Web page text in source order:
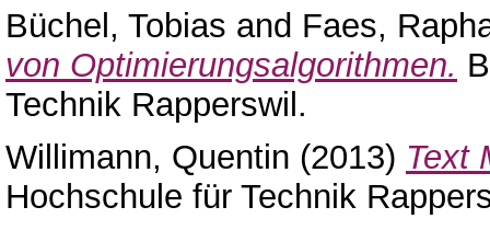
Büchel, Tobias and Faes,
von Optimierungsalgorithmen.
Technik Rapperswil.
Willimann, Quentin (2013) Text
Hochschule für Technik